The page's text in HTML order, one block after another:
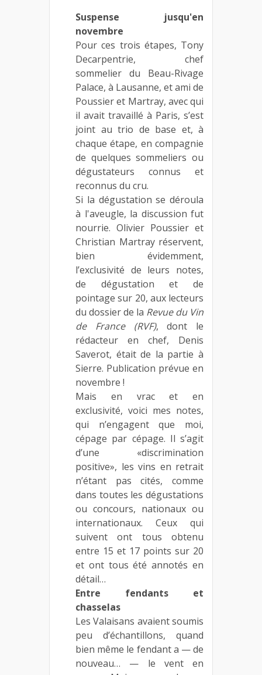
Suspense jusqu'en
novembre
Pour ces trois étapes, Tony
Decarpentrie, chef
sommelier du Beau-Rivage
Palace, à Lausanne, et ami de
Poussier et Martray, avec qui
il avait travaillé à Paris, s’est
joint au trio de base et, à
chaque étape, en compagnie
de quelques sommeliers ou
dégustateurs connus et
reconnus du cru.
Si la dégustation se déroula
à l'aveugle, la discussion fut
nourrie. Olivier Poussier et
Christian Martray réservent,
bien évidemment,
l’exclusivité de leurs notes,
de dégustation et de
pointage sur 20, aux lecteurs
du dossier de la Revue du Vin
de France (RVF), dont le
rédacteur en chef, Denis
Saverot, était de la partie à
Sierre. Publication prévue en
novembre !
Mais en vrac et en
exclusivité, voici mes notes,
qui n’engagent que moi,
cépage par cépage. Il s’agit
d’une «discrimination
positive», les vins en retrait
n’étant pas cités, comme
dans toutes les dégustations
ou concours, nationaux ou
internationaux. Ceux qui
suivent ont tous obtenu
entre 15 et 17 points sur 20
et ont tous été annotés en
détail…
Entre fendants et
chasselas
Les Valaisans avaient soumis
peu d’échantillons, quand
bien même le fendant a — de
nouveau… — le vent en